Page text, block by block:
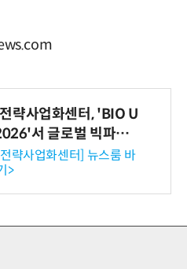
략사업화센터, 'BIO U
서 글로벌 빅파마
비즈니스 미팅 지원…K
해외 진출 교두보 확
략사업화센터] 뉴스룸 바
>